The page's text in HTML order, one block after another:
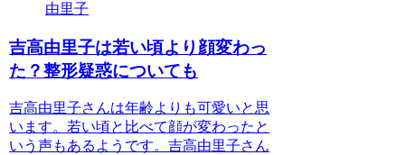
由里子
吉高由里子は若い頃より顔変わっ
た？整形疑惑についても
吉高由里子さんは年齢よりも可愛いと思
います。若い頃と比べて顔が変わったと
いう声もあるようです。吉高由里子さん